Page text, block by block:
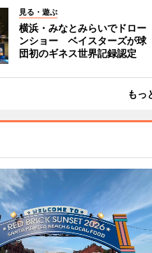
見る・遊ぶ
横浜・みなとみらいでドロー
ンショー ベイスターズが球
団初のギネス世界記録認定
もっ